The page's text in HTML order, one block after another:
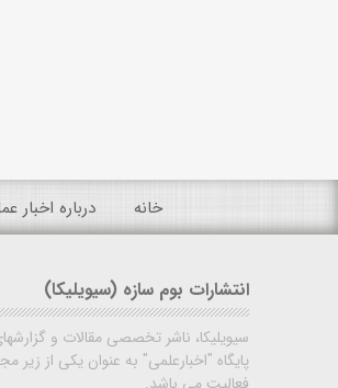
خانه درباره اخبار
انتشارات بوم سازه (سیویلیکا)
سیویلیکا، ناشر تخصصی مقالات و
پایگاه "اخبارعلمی" به عنوان یکی از زیر